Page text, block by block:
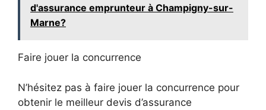
d'assurance emprunteur à Champigny-sur-
Marne?
Faire jouer la concurrence
N’hésitez pas à faire jouer la concurrence pour
obtenir le meilleur devis d’assurance